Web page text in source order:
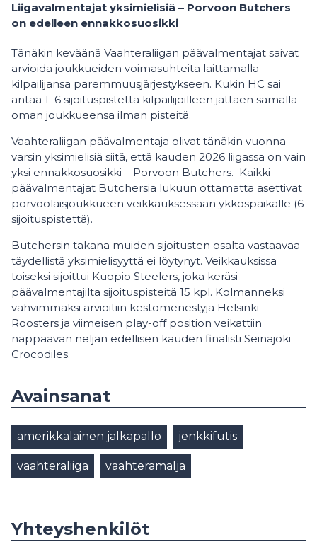
Liigavalmentajat yksimielisiä – Porvoon Butchers
on edelleen ennakkosuosikki
Tänäkin keväänä Vaahteraliigan päävalmentajat saivat
arvioida joukkueiden voimasuhteita laittamalla
kilpailijansa paremmuusjärjestykseen. Kukin HC sai
antaa 1–6 sijoituspistettä kilpailijoilleen jättäen samalla
oman joukkueensa ilman pisteitä.
Vaahteraliigan päävalmentaja olivat tänäkin vuonna
varsin yksimielisiä siitä, että kauden 2026 liigassa on vain
yksi ennakkosuosikki – Porvoon Butchers. Kaikki
päävalmentajat Butchersia lukuun ottamatta asettivat
porvoolaisjoukkueen veikkauksessaan ykköspaikalle (6
sijoituspistettä).
Butchersin takana muiden sijoitusten osalta vastaavaa
täydellistä yksimielisyyttä ei löytynyt. Veikkauksissa
toiseksi sijoittui Kuopio Steelers, joka keräsi
päävalmentajilta sijoituspisteitä 15 kpl. Kolmanneksi
vahvimmaksi arvioitiin kestomenestyjä Helsinki
Roosters ja viimeisen play-off position veikattiin
nappaavan neljän edellisen kauden finalisti Seinäjoki
Crocodiles.
Avainsanat
amerikkalainen jalkapallo jenkkifutis
vaahteraliiga vaahteramalja
Yhteyshenkilöt